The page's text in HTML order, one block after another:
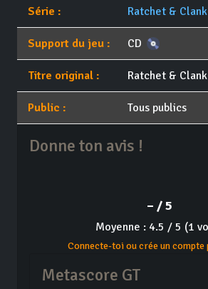
Série : Ratchet & Clank
Support du jeu : CD
Titre original : Ratchet & Clank
Public : Tous publics
Donne ton avis !
– / 5
Moyenne : 4.5 / 5 (1
Connecte-toi ou crée un
Metascore GT